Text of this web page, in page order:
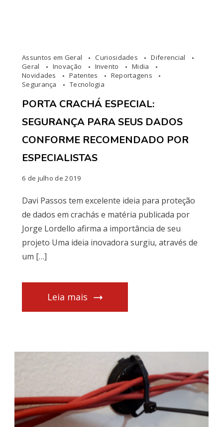
Assuntos em Geral Curiosidades
Diferencial
Geral
Inovação Invento
Midia
Novidades
Patentes
Reportagens
Segurança
Tecnologia
PORTA CRACHÁ ESPECIAL:
SEGURANÇA PARA SEUS DADOS
CONFORME RECOMENDADO POR
ESPECIALISTAS
6 de julho de 2019
Davi Passos tem excelente ideia para proteção
de dados em crachás e matéria publicada por
Jorge Lordello afirma a importância de seu
projeto Uma ideia inovadora surgiu, através de
um […]
Leia mais